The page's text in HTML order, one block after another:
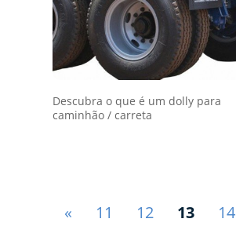
Descubra o que é um dolly para
caminhão / carreta
« 11 12 13 14